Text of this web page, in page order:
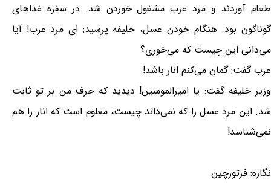
طعام آوردند و مرد عرب مشغول خوردن شد. در سفره غذاهای
گوناگون بود. هنگام خودن عسل، خلیفه پرسید: ای مرد عرب! آیا
می‌دانی این چیست که می‌خوری؟
عرب گفت: گمان می‌کنم انار باشد!
وزیر خلیفه گفت: یا امیرالمومنین! دیدید که حرف من بر تو ثابت
شد. این مرد عسل را که نمی‌داند چیست، معلوم است که انار را هم
نمی‌شناسد!
نگاره: فرتورچین